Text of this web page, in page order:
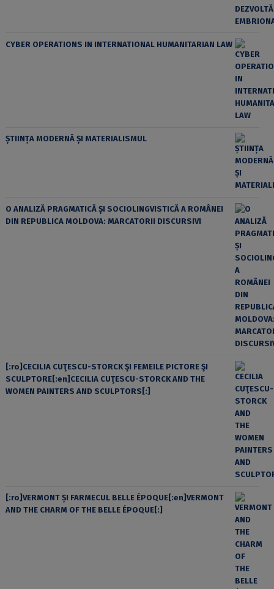
CYBER OPERATIONS IN INTERNATIONAL HUMANITARIAN LAW
ȘTIINȚA MODERNĂ ȘI MATERIALISMUL
O ANALIZĂ PRAGMATICĂ ȘI SOCIOLINGVISTICĂ A ROMÂNEI
DIN REPUBLICA MOLDOVA: MARCATORII DISCURSIVI
[:ro]CECILIA CUŢESCU-STORCK ŞI FEMEILE PICTORE ŞI
SCULPTORE[:en]CECILIA CUŢESCU-STORCK AND THE
WOMEN PAINTERS AND SCULPTORS[:]
[:ro]VERMONT ȘI FARMECUL BELLE ÉPOQUE[:en]VERMONT
AND THE CHARM OF THE BELLE ÉPOQUE[:]